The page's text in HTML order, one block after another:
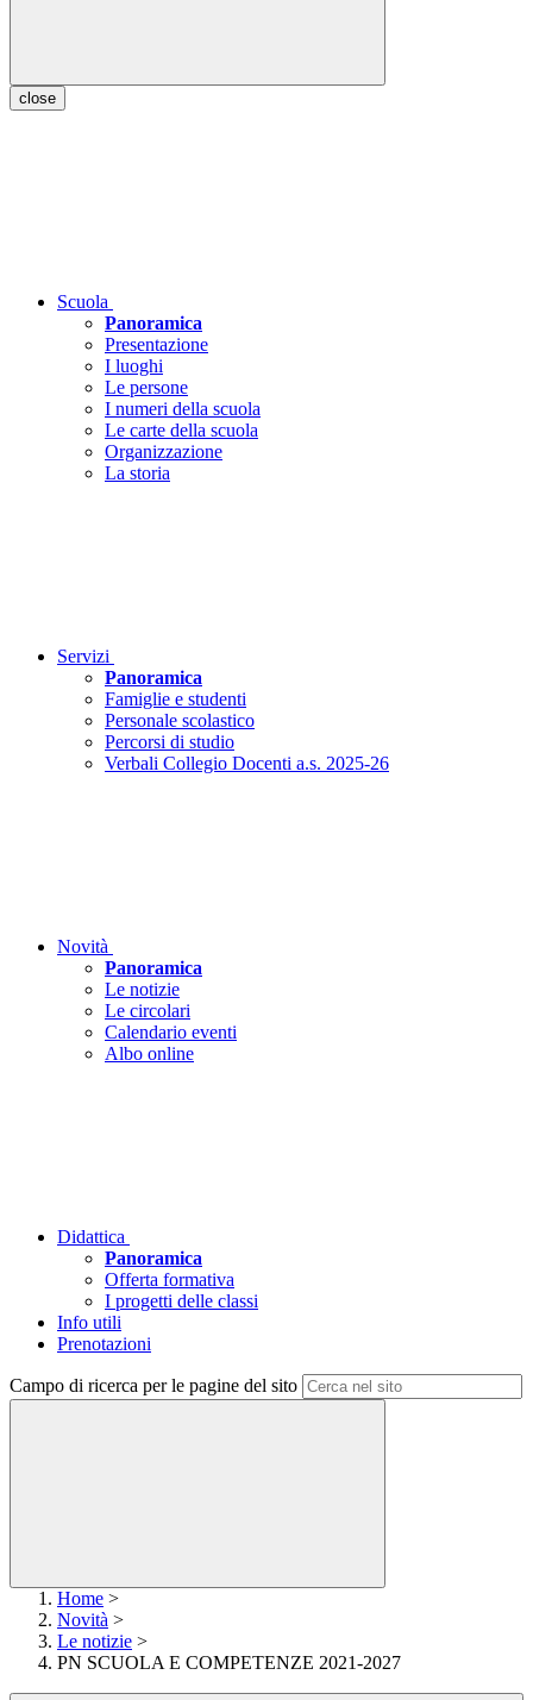
close
Scuola
Panoramica
Presentazione
I luoghi
Le persone
I numeri della scuola
Le carte della scuola
Organizzazione
La storia
Servizi
Panoramica
Famiglie e studenti
Personale scolastico
Percorsi di studio
Verbali Collegio Docenti a.s. 2025-26
Novità
Panoramica
Le notizie
Le circolari
Calendario eventi
Albo online
Didattica
Panoramica
Offerta formativa
I progetti delle classi
Info utili
Prenotazioni
Campo di ricerca per le pagine del sito
Home >
Novità >
Le notizie >
PN SCUOLA E COMPETENZE 2021-2027